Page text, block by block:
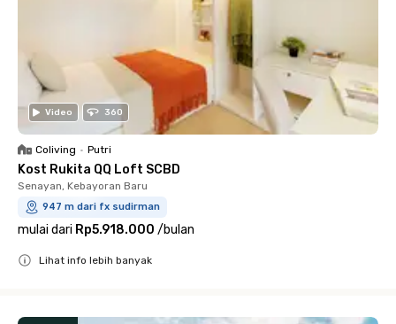
Video 360
Coliving • Putri
Kost Rukita QQ Loft SCBD
Senayan, Kebayoran Baru
947 m dari fx sudirman
mulai dari Rp5.918.000 /bulan
Lihat info lebih banyak